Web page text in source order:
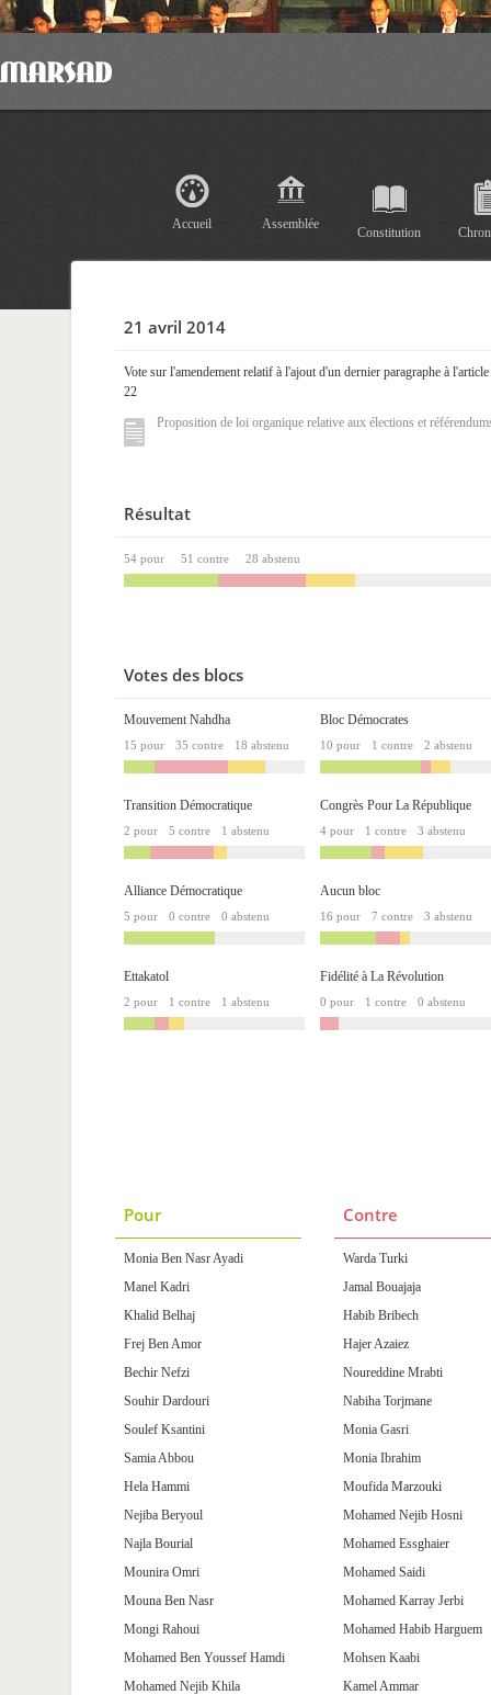
Accueil Assemblée
Constitution
21 avril 2014
Vote sur l'amendement relatif à l'ajout d'un dernier paragraphe à l'article
22
Proposition de loi organique relative aux élections et
Résultat
54 pour 51 contre 28 abstenu
Votes des blocs
Mouvement Nahdha
15 pour 35 contre 18 abstenu
Bloc Démocrates
10 pour 1 contre 2 abstenu
Transition Démocratique
2 pour 5 contre 1 abstenu
Congrès Pour La République
4 pour 1 contre 3 abstenu
Alliance Démocratique
5 pour 0 contre 0 abstenu
Aucun bloc
16 pour 7 contre 3 abstenu
Ettakatol
2 pour 1 contre 1 abstenu
Fidélité à La Révolution
0 pour 1 contre 0 abstenu
Pour
Monia Ben Nasr Ayadi
Manel Kadri
Khalid Belhaj
Frej Ben Amor
Bechir Nefzi
Souhir Dardouri
Soulef Ksantini
Samia Abbou
Hela Hammi
Nejiba Beryoul
Najla Bourial
Mounira Omri
Mouna Ben Nasr
Mongi Rahoui
Mohamed Ben Youssef Hamdi
Mohamed Nejib Khila
Contre
Warda Turki
Jamal Bouajaja
Habib Bribech
Hajer Azaiez
Noureddine Mrabti
Nabiha Torjmane
Monia Gasri
Monia Ibrahim
Moufida Marzouki
Mohamed Nejib Hosni
Mohamed Essghaier
Mohamed Saidi
Mohamed Karray Jerbi
Mohamed Habib Harguem
Mohsen Kaabi
Kamel Ammar